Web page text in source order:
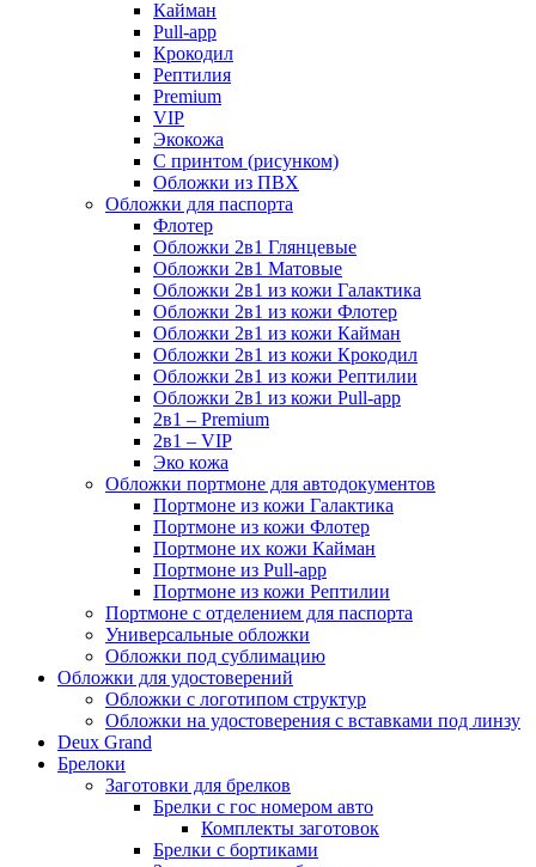
Кайман
Pull-app
Крокодил
Рептилия
Premium
VIP
Экокожа
С принтом (рисунком)
Обложки из ПВХ
Обложки для паспорта
Флотер
Обложки 2в1 Глянцевые
Обложки 2в1 Матовые
Обложки 2в1 из кожи Галактика
Обложки 2в1 из кожи Флотер
Обложки 2в1 из кожи Кайман
Обложки 2в1 из кожи Крокодил
Обложки 2в1 из кожи Рептилии
Обложки 2в1 из кожи Pull-app
2в1 – Premium
2в1 – VIP
Эко кожа
Обложки портмоне для автодокументов
Портмоне из кожи Галактика
Портмоне из кожи Флотер
Портмоне их кожи Кайман
Портмоне из Pull-app
Портмоне из кожи Рептилии
Портмоне с отделением для паспорта
Универсальные обложки
Обложки под сублимацию
Обложки для удостоверений
Обложки с логотипом структур
Обложки на удостоверения с вставками под линзу
Deux Grand
Брелоки
Заготовки для брелков
Брелки с гос номером авто
Комплекты заготовок
Брелки с бортиками